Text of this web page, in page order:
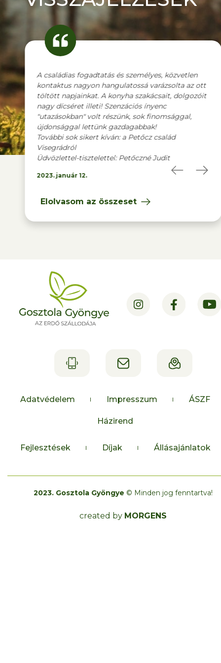
közvetlen
az ott
dolgozóit
Mindennel nagyon meg voltunk elégedve.
Köszönet a kedves fogadásért és szíves
vendéglátásért.. A környéken sok szép látnivaló
van, sokat kirándultunk, sokat fotóztunk.
Legközelebb ha Szlovéniába szerveznek a
csoportos utat, azon szívesen részt vennénk.
További jó munkát, kellemes nyári napokat és
vendéget !
Elolvasom az összeset
Adatvédelem Impresszum ÁSZF
Házirend
Fejlesztések Díjak Állásajánlatok
2023. Gosztola Gyöngye © Minden jog fenntartva!
created by MORGENS